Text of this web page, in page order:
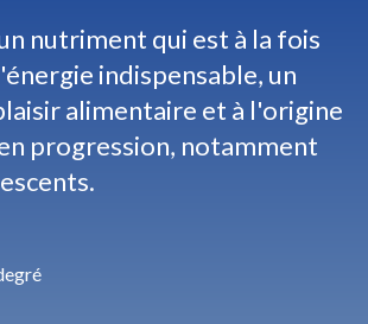
nutriment qui est à la fois
indispensable, un
alimentaire et à l'origine
progression, notamment